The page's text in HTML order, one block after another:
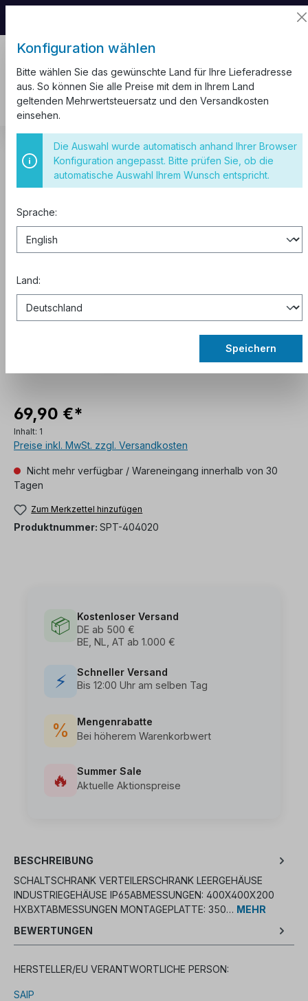
Schaltschränke
Schaltschrank Stahlblech Verteilerschrank
Schaltschränke IP65
Schaltschrank 400x400x200 mm
IP65
69,90 €*
Inhalt: 1
Preise inkl. MwSt. zzgl. Versandkosten
Nicht mehr verfügbar / Wareneingang innerhalb von 30
Tagen
Zum Merkzettel hinzufügen
Produktnummer: SPT-404020
📦
Kostenloser Versand
DE ab 500 €
BE, NL, AT ab 1.000 €
⚡
Schneller Versand
Bis 12:00 Uhr am selben Tag
%
Mengenrabatte
Bei höherem Warenkorbwert
🔥
Summer Sale
Aktuelle Aktionspreise
BESCHREIBUNG
SCHALTSCHRANK VERTEILERSCHRANK LEERGEHÄUSE
INDUSTRIEGEHÄUSE IP65ABMESSUNGEN: 400X400X200
HXBXTABMESSUNGEN MONTAGEPLATTE: 350… MEHR
BEWERTUNGEN
HERSTELLER/EU VERANTWORTLICHE PERSON:
SAIP
Konfiguration wählen
Bitte wählen Sie das gewünschte Land für Ihre Lieferadresse
aus. So können Sie alle Preise mit dem in Ihrem Land
geltenden Mehrwertsteuersatz und den Versandkosten
einsehen.
Die Auswahl wurde automatisch anhand Ihrer Browser
Konfiguration angepasst. Bitte prüfen Sie, ob die
automatische Auswahl Ihrem Wunsch entspricht.
Sprache:
Land:
Speichern